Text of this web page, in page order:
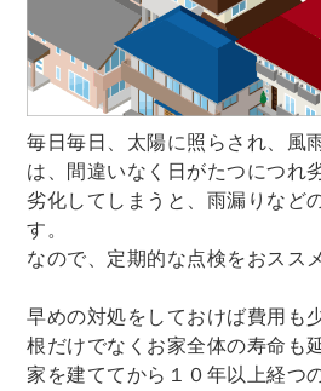
毎日毎日、太陽に照らされ、風
は、間違いなく日がたつにつれ
劣化してしまうと、雨漏りなど
す。
なので、定期的な点検をおスス
早めの対処をしておけば費用も
根だけでなくお家全体の寿命も
家を建ててから１０年以上経つ